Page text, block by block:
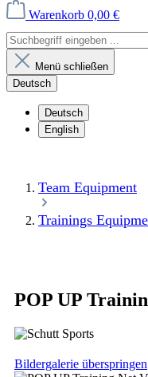
Warenkorb 0,00 €
Menü schließen
Deutsch
Deutsch
English
Team Equipment
Trainings
POP UP
Bildergalerie überspringen